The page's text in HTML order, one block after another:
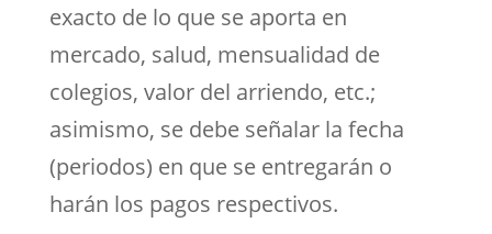
exacto de lo que se aporta en
mercado, salud, mensualidad de
colegios, valor del arriendo, etc.;
asimismo, se debe señalar la fecha
(periodos) en que se entregarán o
harán los pagos respectivos.